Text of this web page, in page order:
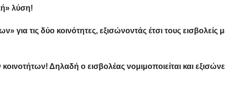
λύση!
τις δύο κοινότητες, εξισώνοντάς έτσι τους εισβολείς
Δηλαδή ο εισβολέας νομιμοποιείται και